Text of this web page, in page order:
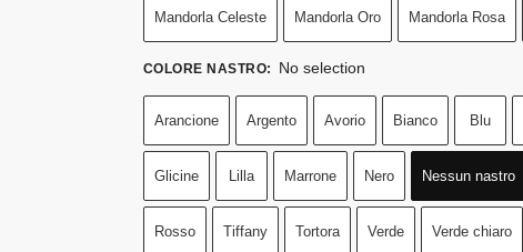
Mandorla Celeste Mandorla Oro Mandorla Rosa
COLORE NASTRO: No selection
Arancione Argento Avorio Bianco Blu
Glicine Lilla Marrone Nero Nessun nastro
Rosso Tiffany Tortora Verde Verde chiaro